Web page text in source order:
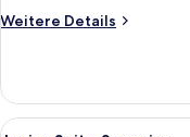
Weitere Details
Weitere
Einzelzimmer
Alle